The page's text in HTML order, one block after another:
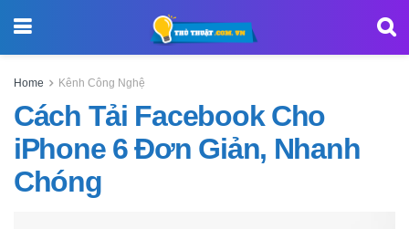
Home Kênh Công Nghệ
Cách Tải Facebook Cho
iPhone 6 Đơn Giản, Nhanh
Chóng